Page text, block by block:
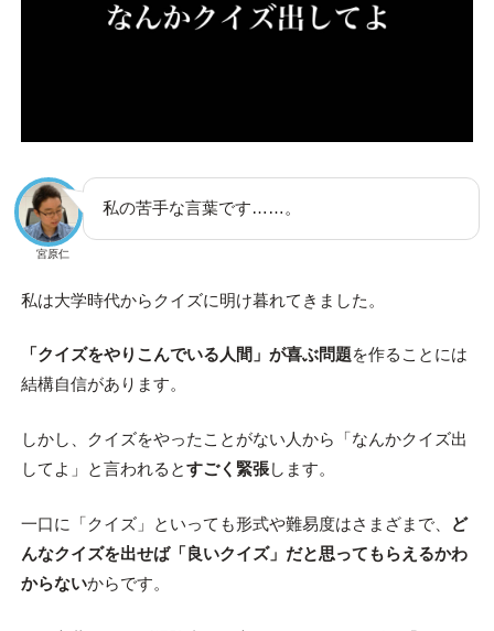
宮原仁
私の苦手な言葉です……。
私は大学時代からクイズに明け暮れてきました。
「クイズをやりこんでいる人間」が喜ぶ問題を作ることには
結構自信があります。
しかし、クイズをやったことがない人から「なんかクイズ出
してよ」と言われるとすごく緊張します。
一口に「クイズ」といっても形式や難易度はさまざまで、
ど
んなクイズを出せば「良いクイズ」だと思ってもらえるかわ
からないからです。